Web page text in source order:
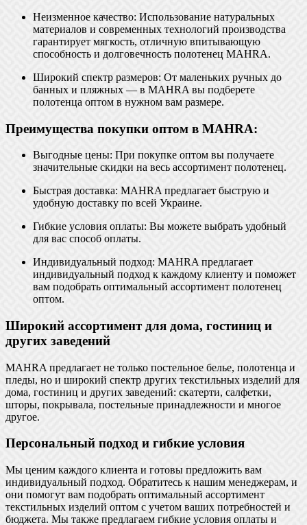
Неизменное качество: Использование натуральных
материалов и современных технологий производства
гарантирует мягкость, отличную впитывающую
способность и долговечность полотенец MAHRA.
Широкий спектр размеров: От маленьких ручных до
банных и пляжных — в MAHRA вы подберете
полотенца оптом в нужном вам размере.
Преимущества покупки оптом в MAHRA:
Выгодные цены: При покупке оптом вы получаете
значительные скидки на весь ассортимент полотенец.
Быстрая доставка: MAHRA предлагает быструю и
удобную доставку по всей Украине.
Гибкие условия оплаты: Вы можете выбрать удобный
для вас способ оплаты.
Индивидуальный подход: MAHRA предлагает
индивидуальный подход к каждому клиенту и поможет
вам подобрать оптимальный ассортимент полотенец
оптом.
Широкий ассортимент для дома, гостиниц и
других заведений
MAHRA предлагает не только постельное белье, полотенца и
пледы, но и широкий спектр других текстильных изделий для
дома, гостиниц и других заведений: скатерти, салфетки,
шторы, покрывала, постельные принадлежности и многое
другое.
Персональный подход и гибкие условия
Мы ценим каждого клиента и готовы предложить вам
индивидуальный подход. Обратитесь к нашим менеджерам, и
они помогут вам подобрать оптимальный ассортимент
текстильных изделий оптом с учетом ваших потребностей и
бюджета. Мы также предлагаем гибкие условия оплаты и